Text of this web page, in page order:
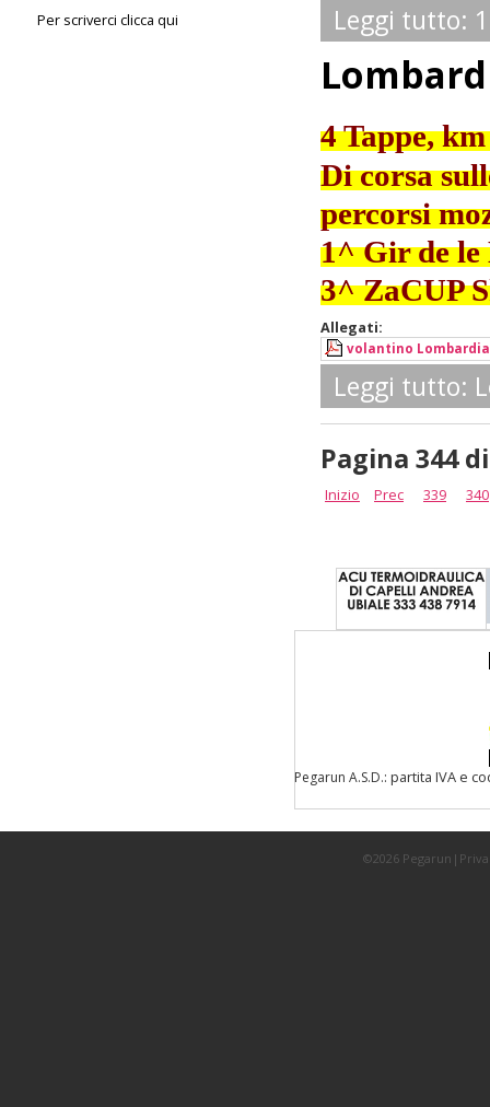
Per scriverci clicca qui
Leggi tutto:
4 Tappe,
Di corsa
percorsi
1^ Gir de le
3^ ZaCUP
Allegati:
volantino
Leggi tutto:
Pagina 344
Inizio Prec 339 340
Pegarun A.S.D.: partita IVA e
©2026 Pegarun|